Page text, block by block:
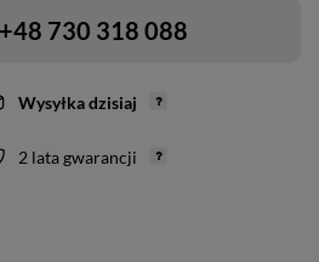
+48 730 318 088
Wysyłkadzisiaj
2 lata gwarancji